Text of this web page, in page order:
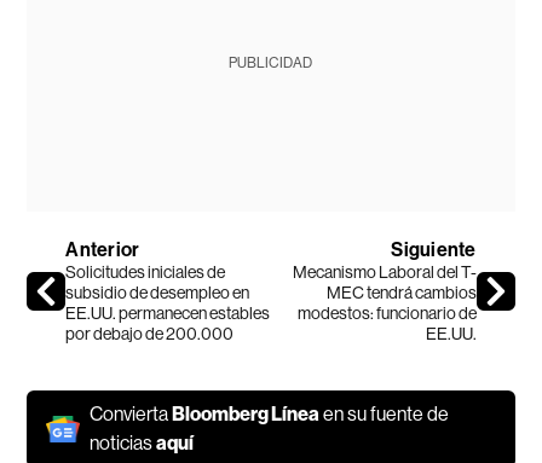
PUBLICIDAD
Anterior
Solicitudes iniciales de
subsidio de desempleo en
EE.UU. permanecen estables
por debajo de 200.000
Siguiente
Mecanismo Laboral del T-
MEC tendrá cambios
modestos: funcionario de
EE.UU.
ConviertaBloomberg Líneaen su fuente de
noticiasaquí